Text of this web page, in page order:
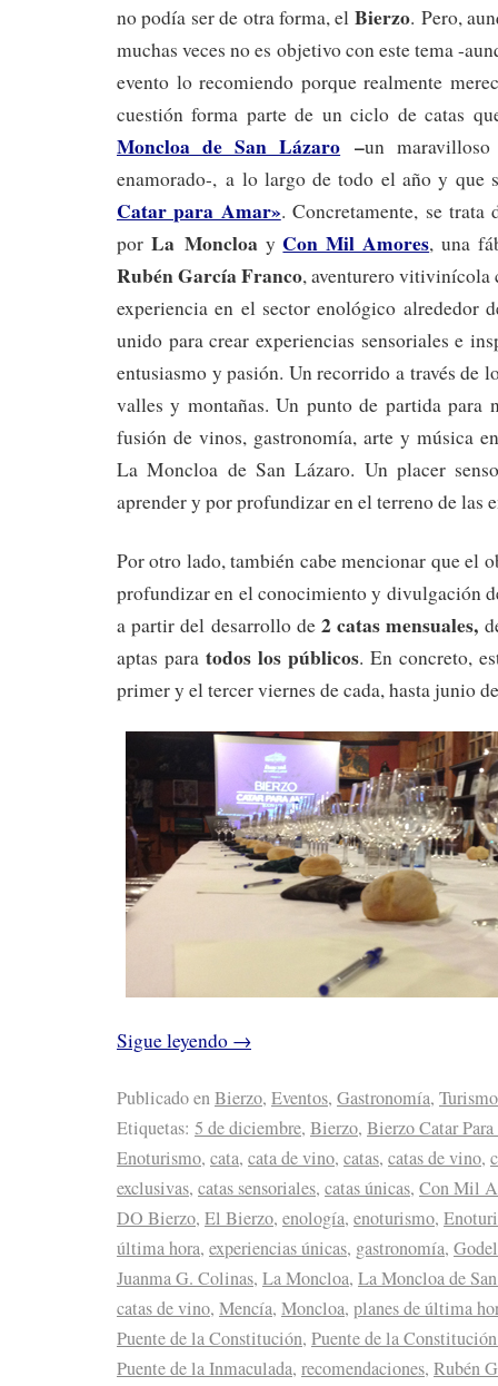
no podía ser de otra forma, el Bierzo. Pero,
muchas veces no es objetivo con este tema -
evento lo recomiendo porque realmente
cuestión forma parte de un ciclo de catas
Moncloa de San Lázaro –un
enamorado-, a lo largo de todo el año y que
Catar para Amar». Concretamente, se trata
por La Moncloa y Con Mil Amores, una
Rubén García Franco, aventurero vitivinícola
experiencia en el sector enológico alrededor
unido para crear experiencias sensoriales e
entusiasmo y pasión. Un recorrido a través de
valles y montañas. Un punto de partida para
fusión de vinos, gastronomía, arte y música
La Moncloa de San Lázaro. Un placer
aprender y por profundizar en el terreno de las
Por otro lado, también cabe mencionar que el
profundizar en el conocimiento y divulgación
a partir del desarrollo de2 catas mensuales,
aptas para todos los públicos. En concreto,
primer y el tercer viernes de cada, hasta junio
Sigue leyendo →
Publicado enBierzo, Eventos, Gastronomía, Turismo
Etiquetas: 5 de diciembre, Bierzo, Bierzo Catar
Enoturismo, cata, cata de vino, catas, catas de vino,
exclusivas, catas sensoriales, catas únicas, Con Mil
DO Bierzo, El Bierzo, enología, enoturismo,
última hora, experiencias únicas, gastronomía,
Juanma G. Colinas, La Moncloa, La Moncloa de
catas de vino, Mencía, Moncloa, planes de última
Puente de la Constitución, Puente de la
Puente de la Inmaculada, recomendaciones, Rubén